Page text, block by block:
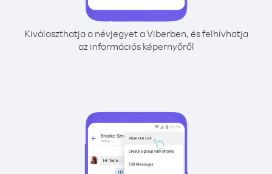
Kiválaszthatja a névjegyet a Viberben, és felhívhatja
az információs képernyőről